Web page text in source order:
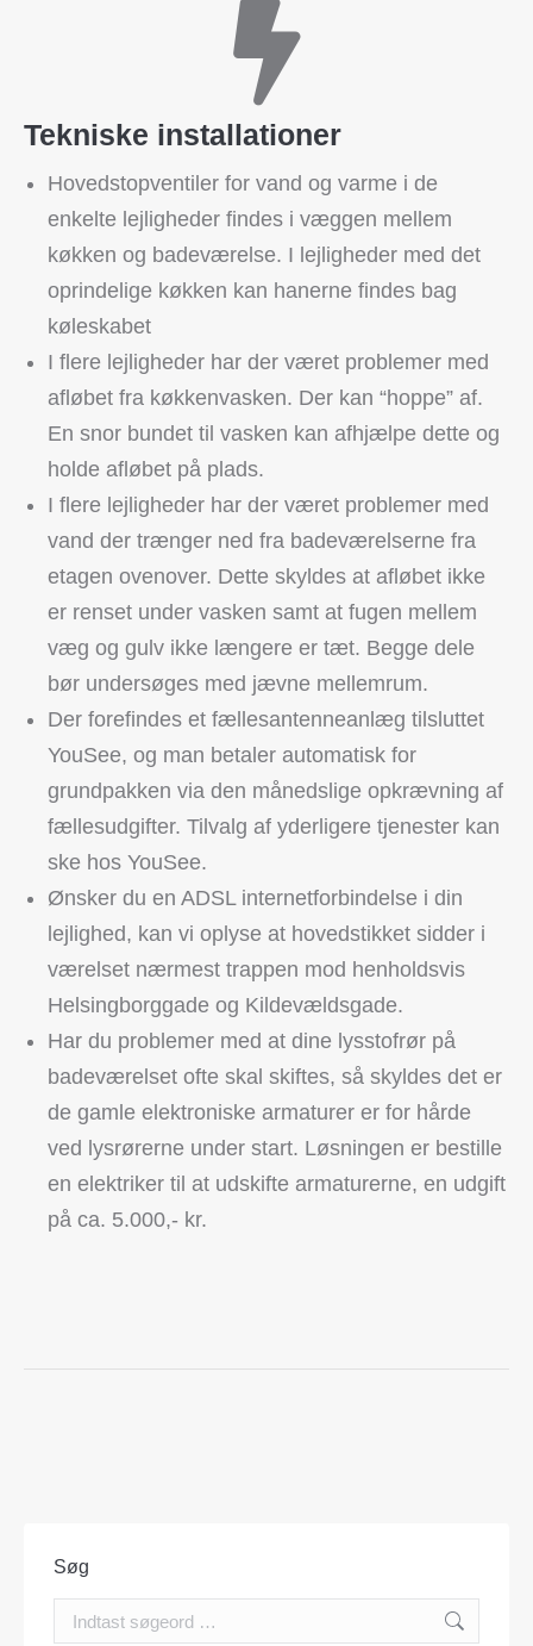
Tekniske installationer
Hovedstopventiler for vand og varme i de
enkelte lejligheder findes i væggen mellem
køkken og badeværelse. I lejligheder med det
oprindelige køkken kan hanerne findes bag
køleskabet
I flere lejligheder har der været problemer med
afløbet fra køkkenvasken. Der kan “hoppe” af.
En snor bundet til vasken kan afhjælpe dette og
holde afløbet på plads.
I flere lejligheder har der været problemer med
vand der trænger ned fra badeværelserne fra
etagen ovenover. Dette skyldes at afløbet ikke
er renset under vasken samt at fugen mellem
væg og gulv ikke længere er tæt. Begge dele
bør undersøges med jævne mellemrum.
Der forefindes et fællesantenneanlæg tilsluttet
YouSee, og man betaler automatisk for
grundpakken via den månedslige opkrævning af
fællesudgifter. Tilvalg af yderligere tjenester kan
ske hos YouSee.
Ønsker du en ADSL internetforbindelse i din
lejlighed, kan vi oplyse at hovedstikket sidder i
værelset nærmest trappen mod henholdsvis
Helsingborggade og Kildevældsgade.
Har du problemer med at dine lysstofrør på
badeværelset ofte skal skiftes, så skyldes det er
de gamle elektroniske armaturer er for hårde
ved lysrørerne under start. Løsningen er bestille
en elektriker til at udskifte armaturerne, en udgift
på ca. 5.000,- kr.
Søg
Search: